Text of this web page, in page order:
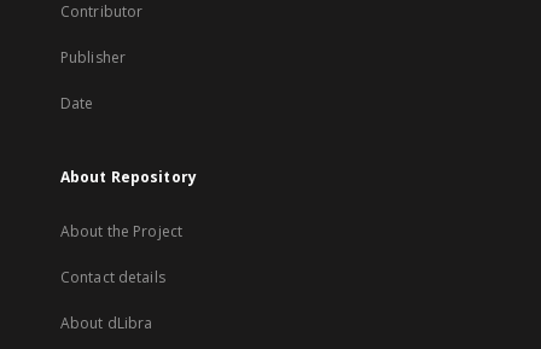
Contributor
Publisher
Date
About Repository
About the Project
Contact details
About dLibra